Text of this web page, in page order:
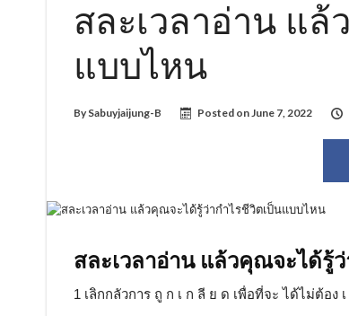
สละเวลาอ่าน แ
แบบไหน
By Sabuyjaijung-B Posted onJune 7, 2022
สละเวลาอ่าน แล้วคุณจะได้รู้
1 เลิกกลัวการ ถู ก เ ก ลี ย ด เพื่อที่จะ ได้ไม่ต้อง